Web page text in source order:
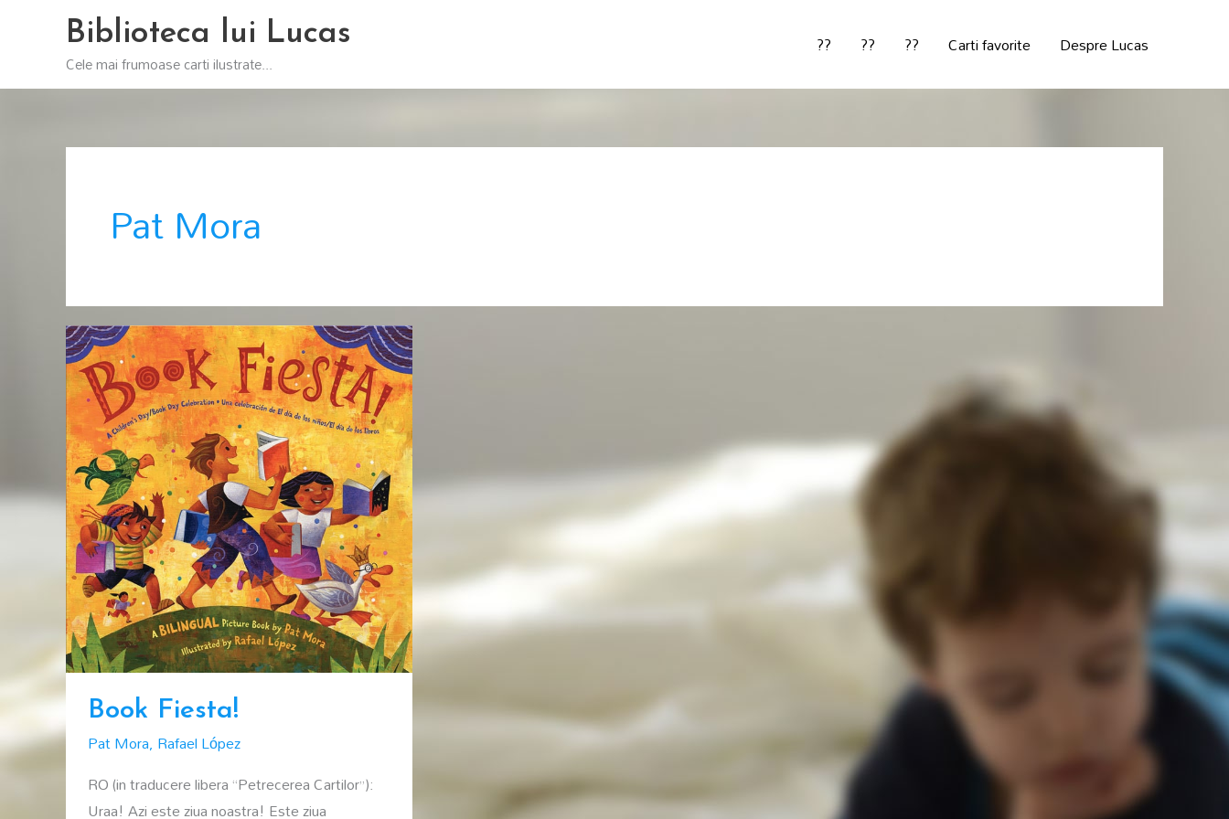
Biblioteca lui Lucas
Cele mai frumoase carti ilustrate...
?? ?? ?? Carti favorite Despre Lucas
Pat Mora
Book Fiesta!
Pat Mora, Rafael López
RO (in traducere libera “Petrecerea Cartilor”):
Uraa! Azi este ziua noastra! Este ziua